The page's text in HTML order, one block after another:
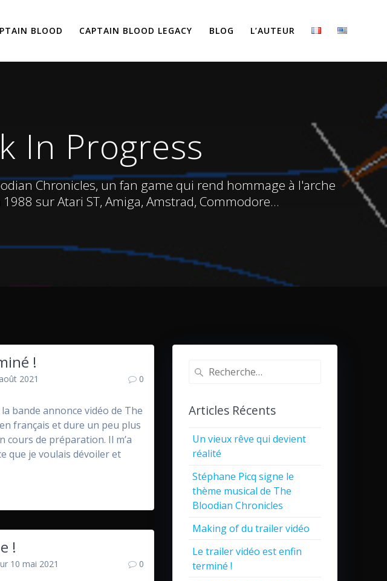
BLOOD CAPTAIN BLOOD LEGACY BLOG L’AUTEUR
In Progress
Chronicles, un fan game qui rend hommage à l'arche
sur Atari ST, Amiga, Amstrad, Commodore...
!
2021 0
bande annonce vidéo de The
français et dure un peu plus
cours de préparation. Il m’a
que je voulais dévoiler et
!
10 mai 2021 0
Recherche
Articles Récents
Un vieux rêve qui devient
réalité
Stéphane Picq signe le
thème musical de The
Bloodian Chronicles
Making of du trailer vidéo
Le trailer vidéo est enfin
terminé !